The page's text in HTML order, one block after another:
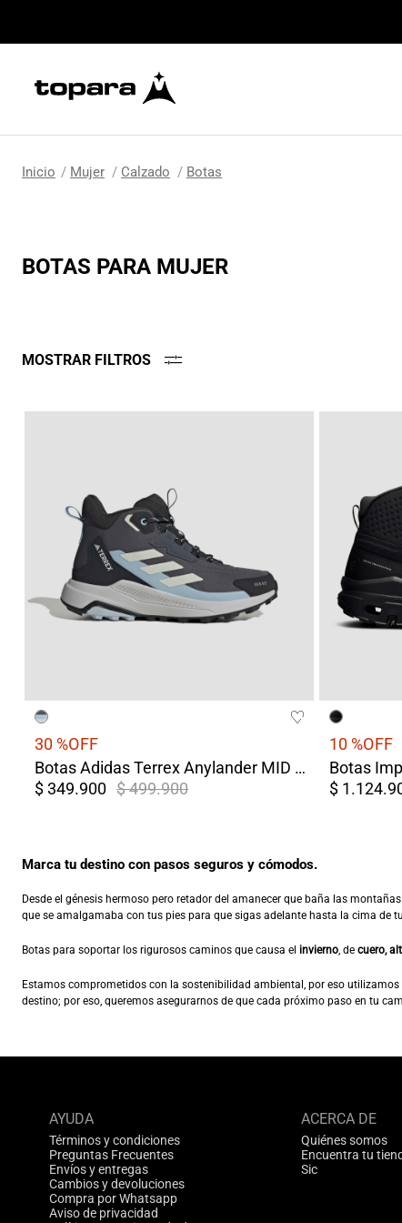
Mujer Calzado Botas
BOTAS PARA MUJER
MOSTRAR FILTROS
30 %OFF
Botas Adidas Terrex Anylander MID Mujer Negro/Gris
$ 349.900 $ 499.900
10 %OFF
$
Marca tu destino con pasos seguros y cómodos.
Desde el génesis hermoso pero retador del amanecer que baña las
que se amalgamaba con tus pies para que sigas adelante hasta la cima de
Botas para soportar los rigurosos caminos que causa el invierno, de cuero,
Estamos comprometidos con la sostenibilidad ambiental, por eso
destino; por eso, queremos asegurarnos de que cada próximo paso en tu
AYUDA
Términos y condiciones
Preguntas Frecuentes
Envíos y entregas
Cambios y devoluciones
Compra por Whatsapp
Aviso de privacidad
ACERCA DE
Quiénes somos
Encuentra tu
Sic